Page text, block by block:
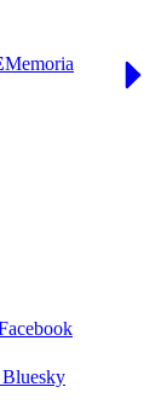
Memoria
Bluesky